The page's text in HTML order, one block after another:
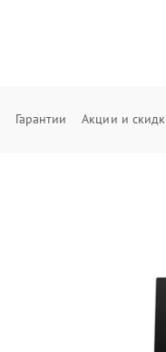
Гарантии Акции и